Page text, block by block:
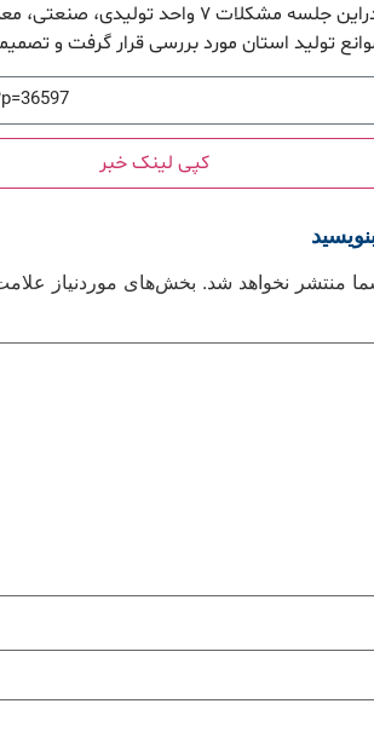
گفتنی است ؛ دراین جلسه مشکلات ۷ واحد
تولید استان مورد بررسی قرار گرفت و
کپی لینک خبر
منتشر نخواهد شد. بخش‌های موردنیاز